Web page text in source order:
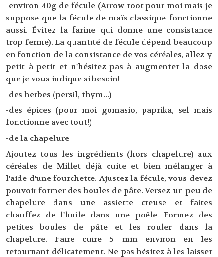
-environ 40g de fécule (Arrow-root pour moi mais je
suppose que la fécule de maïs classique fonctionne
aussi. Évitez la farine qui donne une consistance
trop ferme). La quantité de fécule dépend beaucoup
en fonction de la consistance de vos céréales, allez-y
petit à petit et n'hésitez pas à augmenter la dose
que je vous indique si besoin!
-des herbes (persil, thym...)
-des épices (pour moi gomasio, paprika, sel mais
fonctionne avec tout!)
-de la chapelure
Ajoutez tous les ingrédients (hors chapelure) aux
céréales de Millet déjà cuite et bien mélanger à
l'aide d'une fourchette. Ajustez la fécule, vous devez
pouvoir former des boules de pâte. Versez un peu de
chapelure dans une assiette creuse et faites
chauffez de l'huile dans une poêle. Formez des
petites boules de pâte et les rouler dans la
chapelure. Faire cuire 5 min environ en les
retournant délicatement. Ne pas hésitez à les laisser